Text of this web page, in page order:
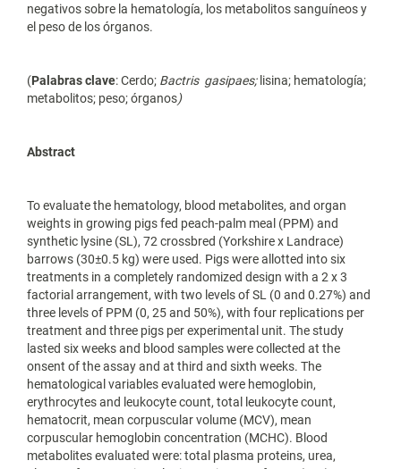
negativos sobre la hematología, los metabolitos sanguíneos y
el peso de los órganos.
(Palabras clave: Cerdo; Bactris gasipaes;lisina; hematología;
metabolitos; peso; órganos)
Abstract
To evaluate the hematology, blood metabolites, and organ
weights in growing pigs fed peach-palm meal (PPM) and
synthetic lysine (SL), 72 crossbred (Yorkshire x Landrace)
barrows (30±0.5 kg) were used. Pigs were allotted into six
treatments in a completely randomized design with a 2 x 3
factorial arrangement, with two levels of SL (0 and 0.27%) and
three levels of PPM (0, 25 and 50%), with four replications per
treatment and three pigs per experimental unit. The study
lasted six weeks and blood samples were collected at the
onsent of the assay and at third and sixth weeks. The
hematological variables evaluated were hemoglobin,
erythrocytes and leukocyte count, total leukocyte count,
hematocrit, mean corpuscular volume (MCV), mean
corpuscular hemoglobin concentration (MCHC). Blood
metabolites evaluated were: total plasma proteins, urea,